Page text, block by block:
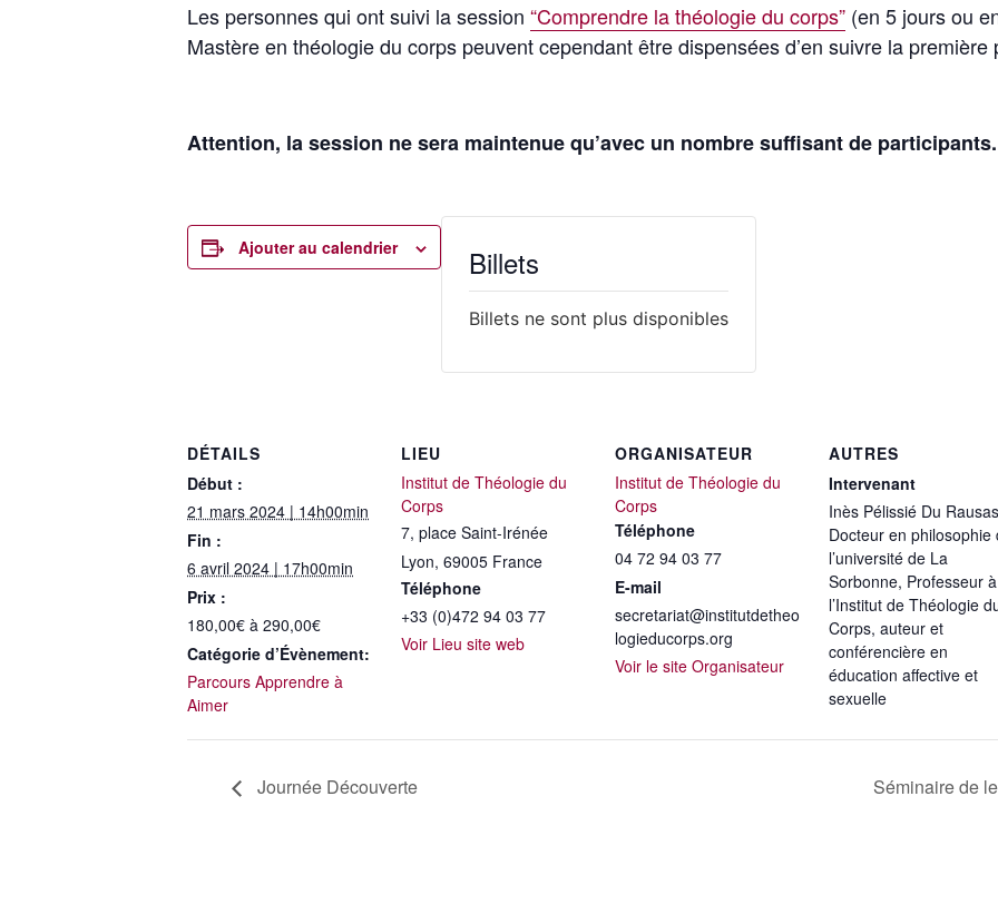
Les personnes qui ont suivi la session “Comprendre la théologie du corps” (en 5 jours ou
Mastère en théologie du corps peuvent cependant être dispensées d’en suivre la première
Attention, la session ne sera maintenue qu’avec un nombre suffisant de participants.
Ajouter au calendrier Billets
Billets ne sont plus disponibles
DÉTAILS
Début :
21 mars 2024 | 14h00min
Fin :
6 avril 2024 | 17h00min
Prix :
180,00€ à 290,00€
Catégorie d’Évènement:
Parcours Apprendre à
Aimer
LIEU
Institut de Théologie du
Corps
7, place Saint-Irénée
Lyon, 69005 France
Téléphone
+33 (0)472 94 03 77
Voir Lieu site web
ORGANISATEUR
Institut de Théologie du
Corps
Téléphone
04 72 94 03 77
E-mail
secretariat@institutdetheo
logieducorps.org
Voir le site Organisateur
AUTRES
Intervenant
Inès Pélissié Du
Docteur en philosophie
l’université de La
Sorbonne, Professeur à
l’Institut de Théologie
Corps, auteur et
conférencière en
éducation affective et
sexuelle
Journée Découverte Séminaire de